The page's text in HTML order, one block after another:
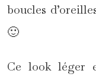
boucles
🙂
Ce look léger